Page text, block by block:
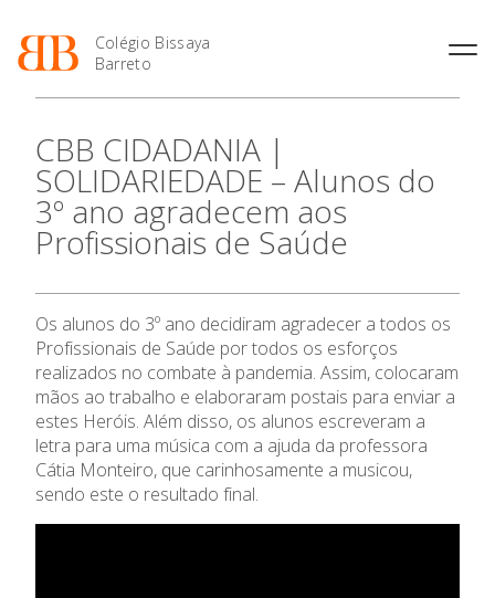
Colégio Bissaya
Barreto
O Colégio
Projeto Educativo
Organização
Colaboradores Docentes
Colaboradores Não
Ofertas de emprego
Regulamentos
Jornal “O Coreto”
Privacidade
Oferta Formativa
Enriquecimento Curricular
Oferta Curricular
Atividades Extracurriculares
Serviços
Letiva
Academia de LínguasEnsino Profissional
Profissionais
Matrículas
Horários e Manuais
Curso de Técnico de
Curso de Técnico/a de Apoio
à Família e à Comunidade
Ofertas de Emprego
Ano Letivo
2027
Calendários
Portal do Professor
Portal do Aluno/Encarregado
SIGE
Secretariado de Exames
Admissão
CBB CIDADANIA |
SOLIDARIEDADE – Alunos do
3º ano agradecem aos
Profissionais de Saúde
Os alunos do 3º ano decidiram agradecer a todos os
Profissionais de Saúde por todos os esforços
realizados no combate à pandemia. Assim, colocaram
mãos ao trabalho e elaboraram postais para enviar a
estes Heróis. Além disso, os alunos escreveram a
letra para uma música com a ajuda da professora
Cátia Monteiro, que carinhosamente a musicou,
sendo este o resultado final.